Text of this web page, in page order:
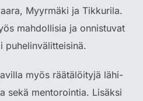
Myyrmäki ja Tikkurila.
mahdollisia ja onnistuvat
puhelinvälitteisinä.
myös räätälöityjä lähi-
sekä mentorointia. Lisäksi